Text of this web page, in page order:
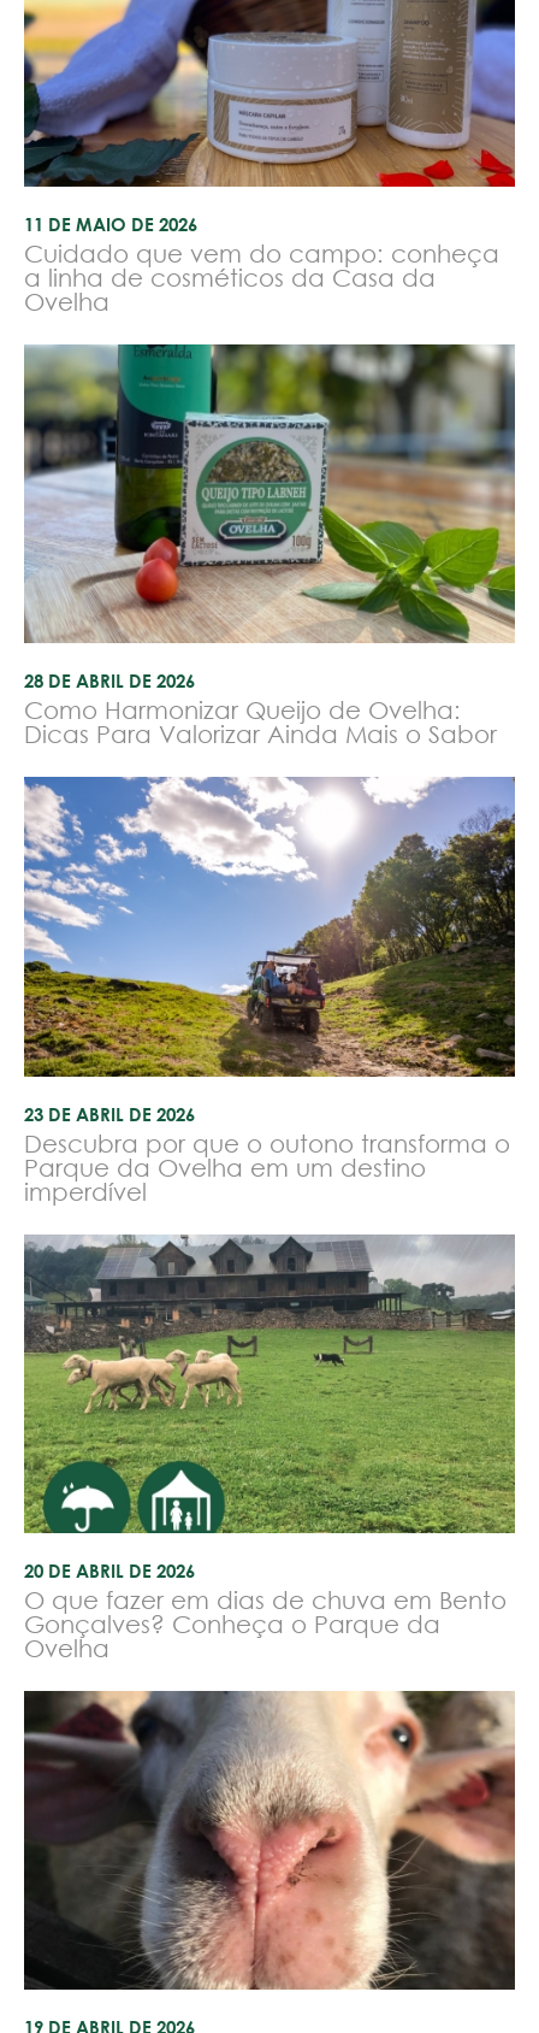
11 DE MAIO DE 2026
Cuidado que vem do campo: conheça
a linha de cosméticos da Casa da
Ovelha
28 DE ABRIL DE 2026
Como Harmonizar Queijo de Ovelha:
Dicas Para Valorizar Ainda Mais o Sabor
23 DE ABRIL DE 2026
Descubra por que o outono transforma o
Parque da Ovelha em um destino
imperdível
20 DE ABRIL DE 2026
O que fazer em dias de chuva em Bento
Gonçalves? Conheça o Parque da
Ovelha
19 DE ABRIL DE 2026